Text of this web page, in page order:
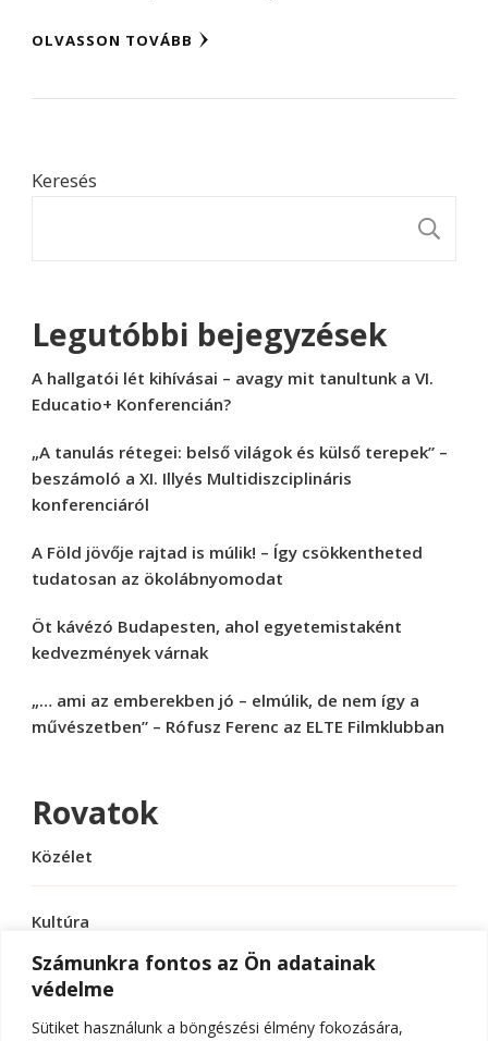
Számunkra fontos az Ön adatainak
védelme
Sütiket használunk a böngészési élmény fokozására,
OLVASSON TOVÁBB
Keresés
Legutóbbi bejegyzések
A hallgatói lét kihívásai – avagy mit tanultunk a VI.
Educatio+ Konferencián?
„A tanulás rétegei: belső világok és külső terepek” –
beszámoló a XI. Illyés Multidiszciplináris
konferenciáról
A Föld jövője rajtad is múlik! – Így csökkentheted
tudatosan az ökolábnyomodat
Öt kávézó Budapesten, ahol egyetemistaként
kedvezmények várnak
„… ami az emberekben jó – elmúlik, de nem így a
művészetben” – Rófusz Ferenc az ELTE Filmklubban
Rovatok
Közélet
Kultúra
Sport